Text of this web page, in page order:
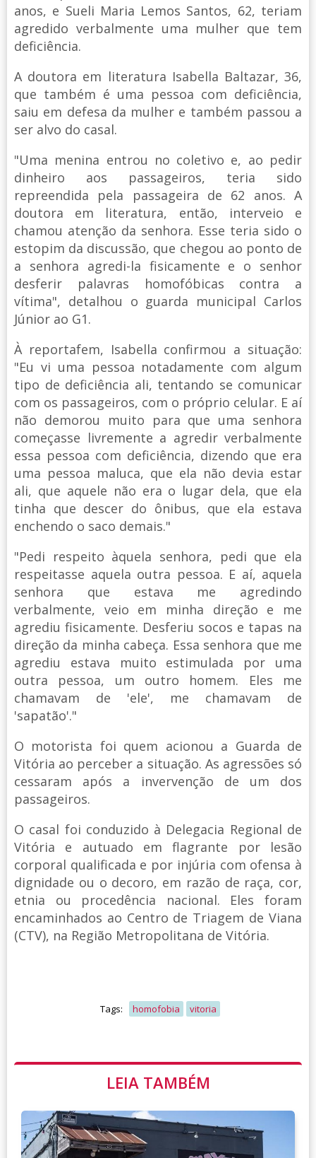
anos, e Sueli Maria Lemos Santos, 62, teriam
agredido verbalmente uma mulher que tem
deficiência.
A doutora em literatura Isabella Baltazar, 36,
que também é uma pessoa com deficiência,
saiu em defesa da mulher e também passou a
ser alvo do casal.
"Uma menina entrou no coletivo e, ao pedir
dinheiro aos passageiros, teria sido
repreendida pela passageira de 62 anos. A
doutora em literatura, então, interveio e
chamou atenção da senhora. Esse teria sido o
estopim da discussão, que chegou ao ponto de
a senhora agredi-la fisicamente e o senhor
desferir palavras homofóbicas contra a
vítima", detalhou o guarda municipal Carlos
Júnior ao G1.
À reportafem, Isabella confirmou a situação:
"Eu vi uma pessoa notadamente com algum
tipo de deficiência ali, tentando se comunicar
com os passageiros, com o próprio celular. E aí
não demorou muito para que uma senhora
começasse livremente a agredir verbalmente
essa pessoa com deficiência, dizendo que era
uma pessoa maluca, que ela não devia estar
ali, que aquele não era o lugar dela, que ela
tinha que descer do ônibus, que ela estava
enchendo o saco demais."
"Pedi respeito àquela senhora, pedi que ela
respeitasse aquela outra pessoa. E aí, aquela
senhora que estava me agredindo
verbalmente, veio em minha direção e me
agrediu fisicamente. Desferiu socos e tapas na
direção da minha cabeça. Essa senhora que me
agrediu estava muito estimulada por uma
outra pessoa, um outro homem. Eles me
chamavam de 'ele', me chamavam de
'sapatão'."
O motorista foi quem acionou a Guarda de
Vitória ao perceber a situação. As agressões só
cessaram após a invervenção de um dos
passageiros.
O casal foi conduzido à Delegacia Regional de
Vitória e autuado em flagrante por lesão
corporal qualificada e por injúria com ofensa à
dignidade ou o decoro, em razão de raça, cor,
etnia ou procedência nacional. Eles foram
encaminhados ao Centro de Triagem de Viana
(CTV), na Região Metropolitana de Vitória.
Tags: homofobia vitoria
LEIA TAMBÉM